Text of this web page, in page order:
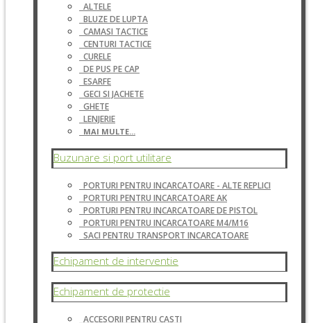
ALTELE
BLUZE DE LUPTA
CAMASI TACTICE
CENTURI TACTICE
CURELE
DE PUS PE CAP
ESARFE
GECI SI JACHETE
GHETE
LENJERIE
MAI MULTE...
Buzunare si port utilitare
PORTURI PENTRU INCARCATOARE - ALTE REPLICI
PORTURI PENTRU INCARCATOARE AK
PORTURI PENTRU INCARCATOARE DE PISTOL
PORTURI PENTRU INCARCATOARE M4/M16
SACI PENTRU TRANSPORT INCARCATOARE
Echipament de interventie
Echipament de protectie
ACCESORII PENTRU CASTI